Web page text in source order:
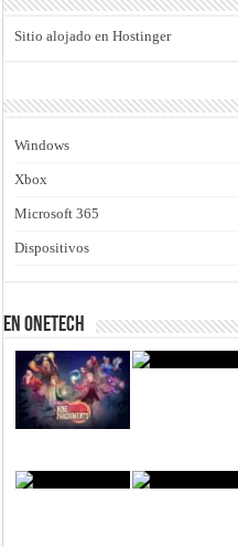
Sitio alojado en Hostinger
Windows
Xbox
Microsoft 365
Dispositivos
En Onetech